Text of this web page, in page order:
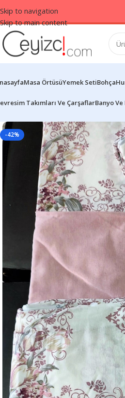
Skip to navigation
Skip to main content
Masa ÖrtüsüYemek SetiBohça
Takımları Ve ÇarşaflarBanyo Ve
-42%